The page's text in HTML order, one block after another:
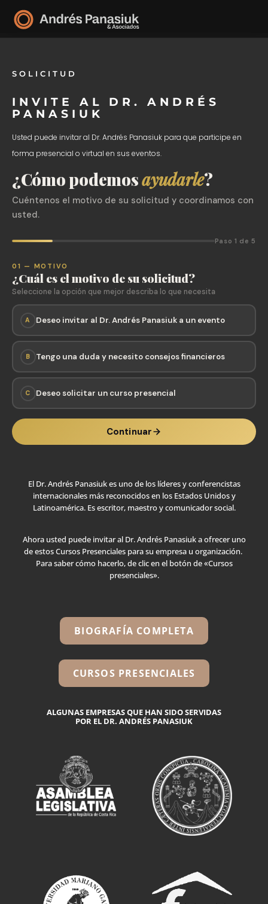
SOLICITUD
INVITE AL DR. ANDRÉS
PANASIUK
Usted puede invitar al Dr. Andrés Panasiuk para que participe en
forma presencial o virtual en sus eventos.
¿Cómo podemosayudarle?
Cuéntenos el motivo de su solicitud y coordinamos con
usted.
Paso 1 de 5
01 — MOTIVO
¿Cuál es el motivo de su solicitud?
Seleccione la opción que mejor describa lo que necesita
A Deseo invitar al Dr. Andrés Panasiuk a un evento
B Tengo una duda y necesito consejos financieros
C Deseo solicitar un curso presencial
Continuar
El Dr. Andrés Panasiuk es uno de los líderes y conferencistas
internacionales más reconocidos en los Estados Unidos y
Latinoamérica. Es escritor, maestro y comunicador social.
Ahora usted puede invitar al Dr. Andrés Panasiuk a ofrecer uno
de estos Cursos Presenciales para su empresa u organización.
Para saber cómo hacerlo,de clic en el botón de «Cursos
presenciales».
BIOGRAFÍA COMPLETA
CURSOS PRESENCIALES
ALGUNAS EMPRESAS QUE HAN SIDO SERVIDAS
POR EL DR. ANDRÉS PANASIUK